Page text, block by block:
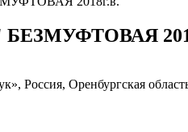
Россия, Оренбургская